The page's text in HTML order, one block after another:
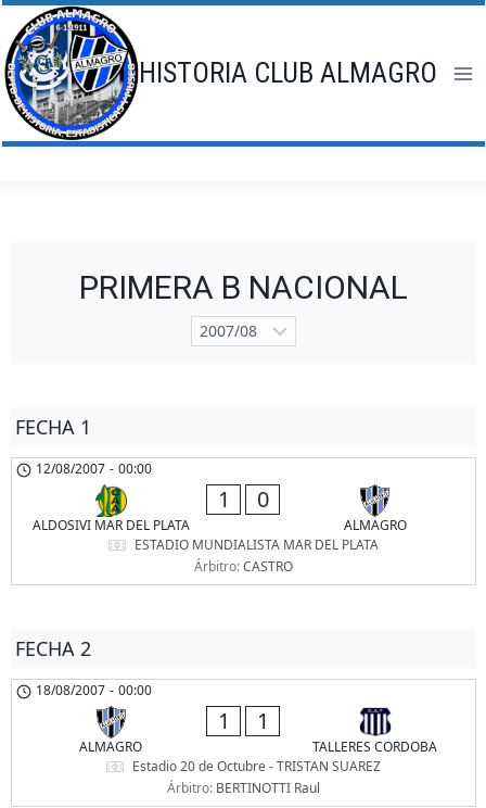
Saltar
al
contenido
HISTORIA CLUB ALMAGRO
PRIMERA B NACIONAL
FECHA 1
12/08/2007 - 00:00
ALDOSIVI MAR DEL PLATA
1 0
ALMAGRO
ESTADIO MUNDIALISTA MAR DEL PLATA
Árbitro:CASTRO
FECHA 2
18/08/2007 - 00:00
ALMAGRO
1 1
TALLERES CORDOBA
Estadio 20 de Octubre - TRISTAN SUAREZ
Árbitro: BERTINOTTI Raul